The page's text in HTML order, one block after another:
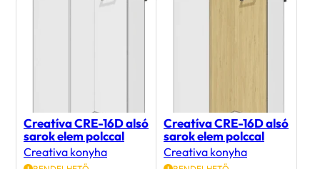
sarok elem polccal
Creativa konyha
RENDELHETŐ
sarok elem polccal
Creativa konyha
RENDELHETŐ